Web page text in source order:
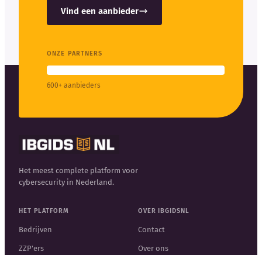
Vind een aanbieder
ONZE PARTNERS
600+ aanbieders
Het meest complete platform voor
cybersecurity in Nederland.
HET PLATFORM
Bedrijven
ZZP'ers
OVER IBGIDSNL
Contact
Over ons